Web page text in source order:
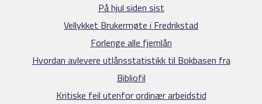
På hjul siden sist
Vellykket Brukermøte i Fredrikstad
Forlenge alle fjernlån
Hvordan avlevere utlånsstatistikk til Bokbasen fra
Bibliofil
Kritiske feil utenfor ordinær arbeidstid